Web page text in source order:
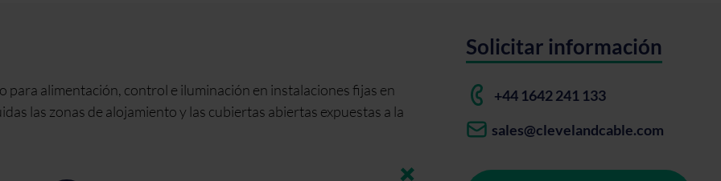
Solicitar información
+44 1642 241 133
sales@clevelandcable.com
alimentación, control e iluminación en instalaciones fijas en
las zonas de alojamiento y las cubiertas abiertas expuestas a la